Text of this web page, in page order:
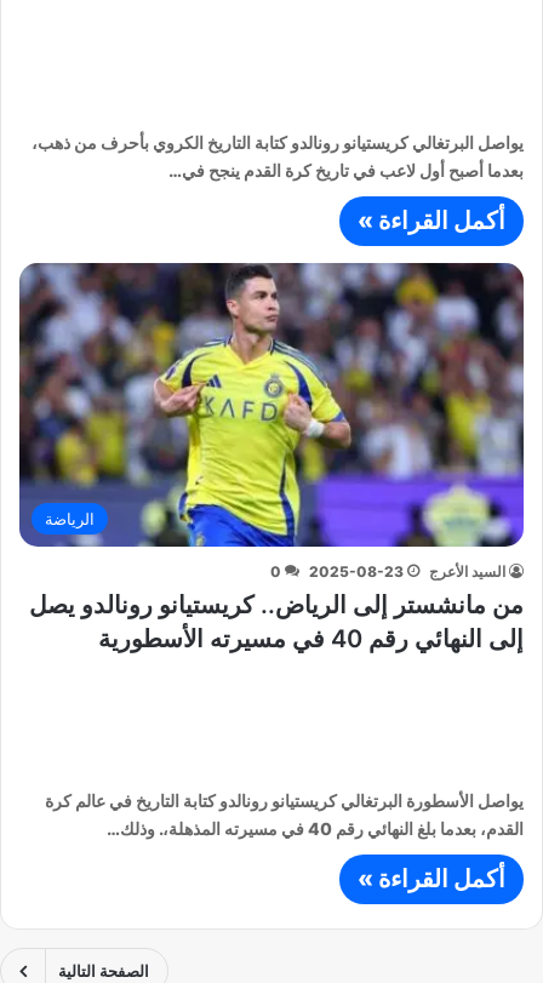
يواصل البرتغالي كريستيانو رونالدو كتابة التاريخ الكروي بأحرف من ذهب،
بعدما أصبح أول لاعب في تاريخ كرة القدم ينجح في…
أكمل القراءة »
الرياضة
السيد الأعرج 2025-08-23
0
من مانشستر إلى الرياض.. كريستيانو رونالدو يصل
إلى النهائي رقم 40 في مسيرته الأسطورية
يواصل الأسطورة البرتغالي كريستيانو رونالدو كتابة التاريخ في عالم كرة
القدم، بعدما بلغ النهائي رقم 40 في مسيرته المذهلة،. وذلك…
أكمل القراءة »
الصفحة التالية